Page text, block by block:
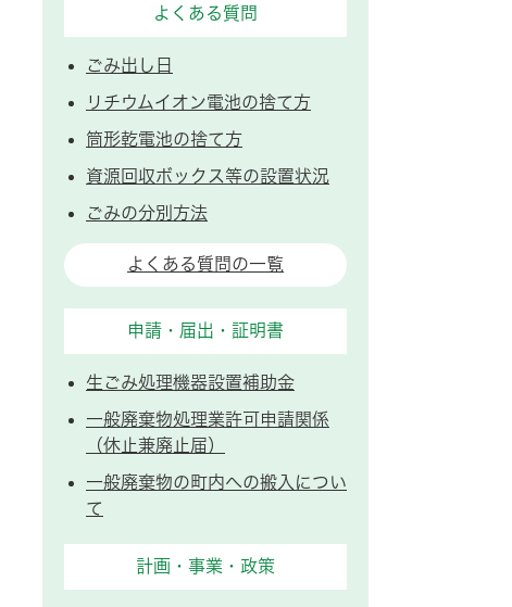
よくある質問
ごみ出し日
リチウムイオン電池の捨て方
筒形乾電池の捨て方
資源回収ボックス等の設置状況
ごみの分別方法
よくある質問の一覧
申請・届出・証明書
生ごみ処理機器設置補助金
一般廃棄物処理業許可申請関係
（休止兼廃止届）
一般廃棄物の町内への搬入につい
て
計画・事業・政策